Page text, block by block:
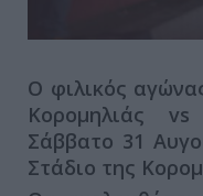
Ο φιλικός
Κορομηλιάς
Σάββατο 31
Στάδιο της